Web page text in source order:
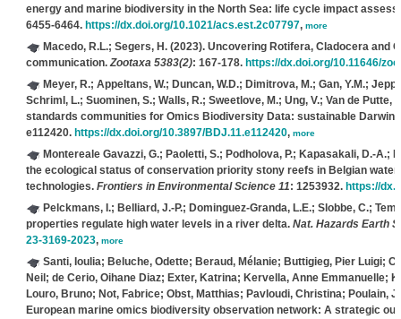
energy and marine biodiversity in the North Sea: life cycle impact
6455-6464. https://dx.doi.org/10.1021/acs.est.2c07797, more
Macedo, R.L.; Segers, H.(2023). Uncovering Rotifera, Cladocera and
communication.Zootaxa 5383(2): 167-178. https://dx.doi.org/10.11646/
Meyer, R.; Appeltans, W.; Duncan, W.D.; Dimitrova, M.; Gan, Y.M.;
Schriml, L.; Suominen, S.; Walls, R.; Sweetlove, M.; Ung, V.; Van de Putte,
standards communities for Omics Biodiversity Data: sustainable Darwin
e112420. https://dx.doi.org/10.3897/BDJ.11.e112420, more
Montereale Gavazzi, G.; Paoletti, S.; Podholova, P.; Kapasakali, D.-A.;
the ecological status of conservation priority stony reefs in Belgian
technologies. Frontiers in Environmental Science 11: 1253932. https://
Pelckmans, I.; Belliard, J.-P.; Dominguez-Granda, L.E.; Slobbe, C.;
properties regulate high water levels in a river delta. Nat. Hazards Earth
23-3169-2023, more
Santi, Ioulia; Beluche, Odette; Beraud, Mélanie; Buttigieg, Pier Luigi;
Neil; de Cerio, Oihane Diaz; Exter, Katrina; Kervella, Anne Emmanuelle;
Louro, Bruno; Not, Fabrice; Obst, Matthias; Pavloudi, Christina; Poulain,
European marine omics biodiversity observation network: A strategic